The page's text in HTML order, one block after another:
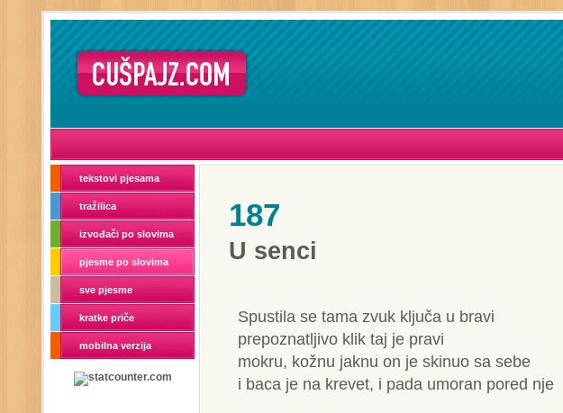
tekstovi pjesama
tražilica
izvođači po slovima
pjesme po slovima
sve pjesme
kratke priče
mobilna verzija
187
U senci
Spustila se tama zvuk ključa u bravi
prepoznatljivo klik taj je pravi
mokru, kožnu jaknu on je skinuo sa sebe
i baca je na krevet, i pada umoran pored nje